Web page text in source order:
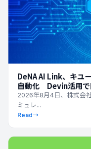
DeNA AI Link、キユ
自動化 Devin活用で
2026年8月4日、株式会
ミュレ...
Read→